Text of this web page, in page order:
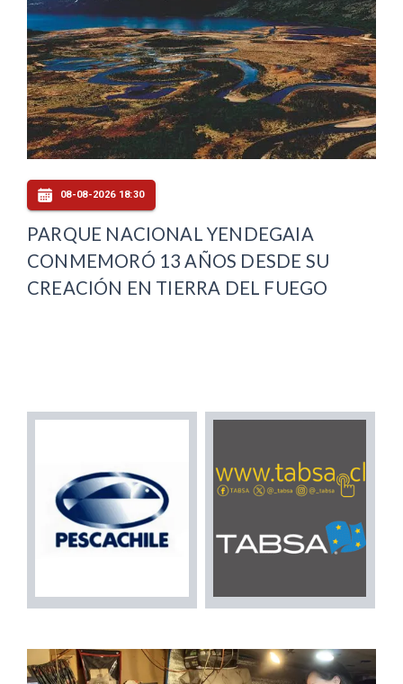
08-08-2026 18:30
PARQUE NACIONAL YENDEGAIA
CONMEMORÓ 13 AÑOS DESDE SU
CREACIÓN EN TIERRA DEL FUEGO